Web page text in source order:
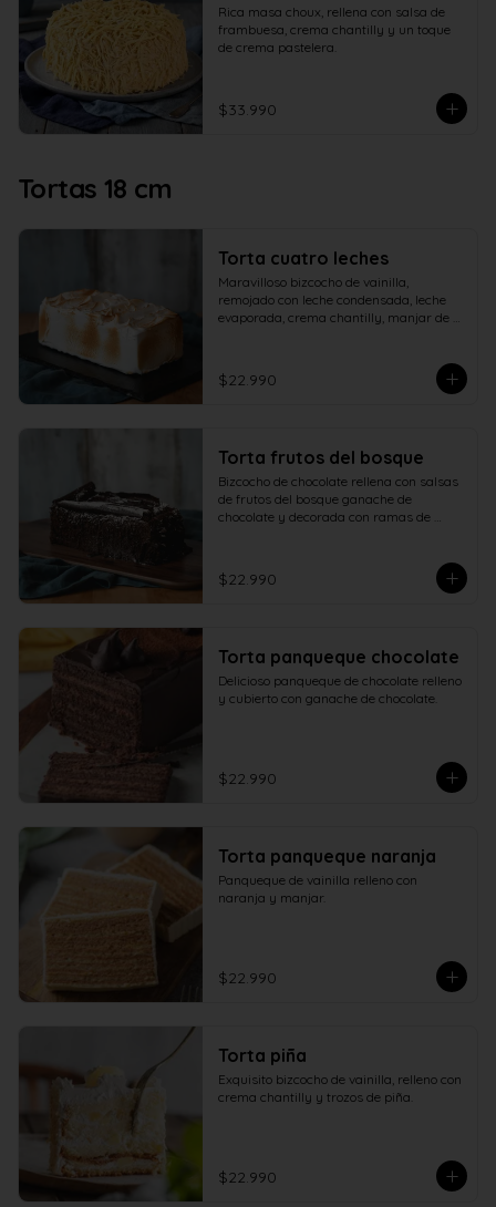
Rica masa choux, rellena con salsa de
frambuesa, crema chantilly y un toque
de crema pastelera.
$33.990
Tortas 18 cm
Torta cuatro leches
Maravilloso bizcocho de vainilla,
remojado con leche condensada, leche
evaporada, crema chantilly, manjar de
$22.990
Torta frutos del bosque
Bizcocho de chocolate rellena con salsas
de frutos del bosque ganache de
chocolate y decorada con ramas de
$22.990
Torta panqueque chocolate
Delicioso panqueque de chocolate relleno
y cubierto con ganache de chocolate.
$22.990
Torta panqueque naranja
Panqueque de vainilla relleno con
naranja y manjar.
$22.990
Torta piña
Exquisito bizcocho de vainilla, relleno con
crema chantilly y trozos de piña.
$22.990